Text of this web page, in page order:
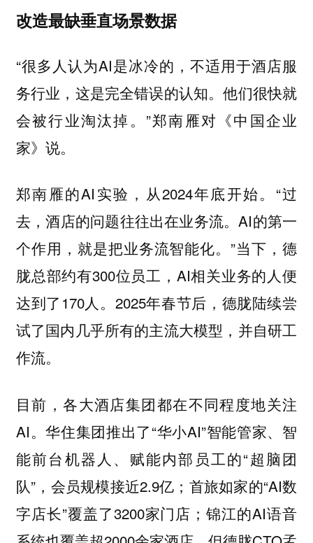
改造最缺垂直场景数据
“很多人认为AI是冰冷的，不适用于酒店服
务行业，这是完全错误的认知。他们很快就
会被行业淘汰掉。”郑南雁对《中国企业
家》说。
郑南雁的AI实验，从2024年底开始。“过
去，酒店的问题往往出在业务流。AI的第一
个作用，就是把业务流智能化。”当下，德
胧总部约有300位员工，AI相关业务的人便
达到了170人。2025年春节后，德胧陆续尝
试了国内几乎所有的主流大模型，并自研工
作流。
目前，各大酒店集团都在不同程度地关注
AI。华住集团推出了“华小AI”智能管家、智
能前台机器人、赋能内部员工的“超脑团
队”，会员规模接近2.9亿；首旅如家的“AI数
字店长”覆盖了3200家门店；锦江的AI语音